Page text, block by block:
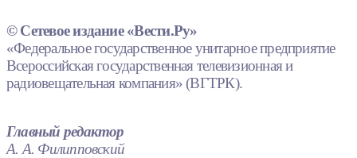
© Сетевое издание «Вести.Ру»
«Федеральное государственное унитарное предприятие
Всероссийская государственная телевизионная и
радиовещательная компания» (ВГТРК).
Главный редактор
А. А. Филипповский